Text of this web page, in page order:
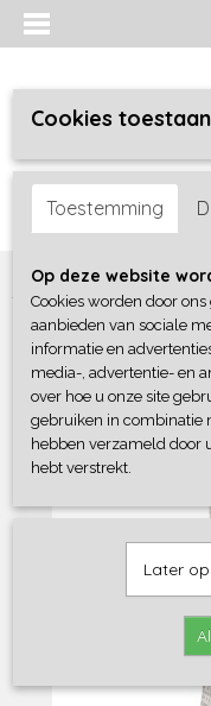
Inloggen Registreren
Home >Meisjes>
Cookies
Toestemming
Op deze website
Cookies worden door
aanbieden van sociale
informatie en
media-, advertentie- en
over hoe u onze site
gebruiken in combinatie
hebben verzameld door
hebt verstrekt.
Later